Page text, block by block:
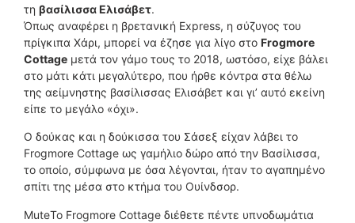
τη βασίλισσα Ελισάβετ.
Όπως αναφέρει η βρετανική Εxpress, η σύζυγος του
πρίγκιπα Χάρι, μπορεί να έζησε για λίγο στο Frogmore
Cottage μετά τον γάμο τους το 2018, ωστόσο, είχε βάλει
στο μάτι κάτι μεγαλύτερο, που ήρθε κόντρα στα θέλω
της αείμνηστης βασίλισσας Ελισάβετ και γι’ αυτό εκείνη
είπε το μεγάλο «όχι».
Ο δούκας και η δούκισσα του Σάσεξ είχαν λάβει το
Frogmore Cottage ως γαμήλιο δώρο από την Βασίλισσα,
το οποίο, σύμφωνα με όσα λέγονται, ήταν το αγαπημένο
σπίτι της μέσα στο κτήμα του Ουίνδσορ.
MuteΤο Frogmore Cottage διέθετε πέντε υπνοδωμάτια